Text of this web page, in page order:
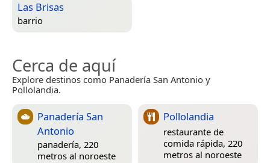
Las Brisas
barrio
Cerca de aquí
Explore destinos como Panadería San Antonio y
Pollolandia.
Panadería San
Antonio
panadería, 220
metros al noroeste
Pollolandia
restaurante de
comida rápida, 220
metros al noroeste